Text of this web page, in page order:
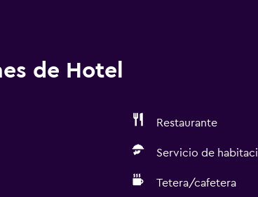
de Hotel
Restaurante
Servicio de
Tetera/cafetera